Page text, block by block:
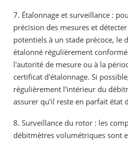
7. Étalonnage et surveillance :
précision des mesures et
potentiels à un stade précoce, le
étalonné régulièrement
l'autorité de mesure ou à la
certificat d'étalonnage. Si
régulièrement l'intérieur du
assurer qu'il reste en parfait état
8. Surveillance du rotor : les
débitmètres volumétriques sont